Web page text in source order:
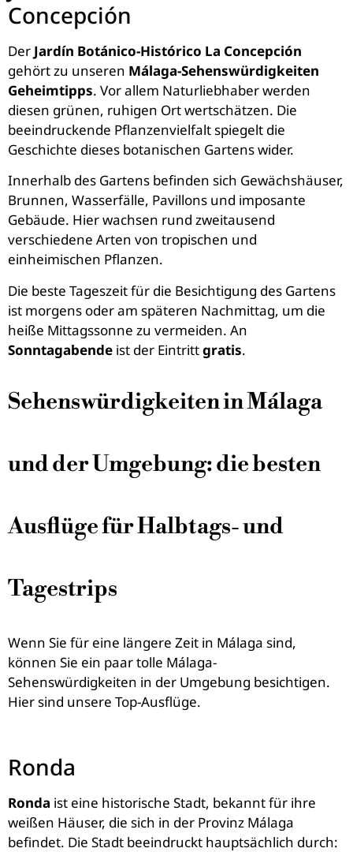
Concepción
Der Jardín Botánico-Histórico La Concepción
gehört zu unseren Málaga-Sehenswürdigkeiten
Geheimtipps. Vor allem Naturliebhaber werden
diesen grünen, ruhigen Ort wertschätzen. Die
beeindruckende Pflanzenvielfalt spiegelt die
Geschichte dieses botanischen Gartens wider.
Innerhalb des Gartens befinden sich Gewächshäuser,
Brunnen, Wasserfälle, Pavillons und imposante
Gebäude. Hier wachsen rund zweitausend
verschiedene Arten von tropischen und
einheimischen Pflanzen.
Die beste Tageszeit für die Besichtigung des Gartens
ist morgens oder am späteren Nachmittag, um die
heiße Mittagssonne zu vermeiden. An
Sonntagabende ist der Eintrittgratis.
Sehenswürdigkeiten in Málaga
und der Umgebung: die besten
Ausflüge für Halbtags- und
Tagestrips
Wenn Sie für eine längere Zeit in Málaga sind,
können Sie ein paar tolle Málaga-
Sehenswürdigkeiten in der Umgebung besichtigen.
Hier sind unsere Top-Ausflüge.
Ronda
Ronda ist eine historische Stadt, bekannt für ihre
weißen Häuser, die sich in der Provinz Málaga
befindet. Die Stadt beeindruckt hauptsächlich durch: